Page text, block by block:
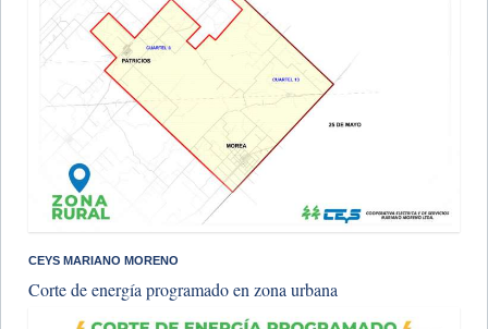
CEYS MARIANO MORENO
Corte de energía programado en zona urbana